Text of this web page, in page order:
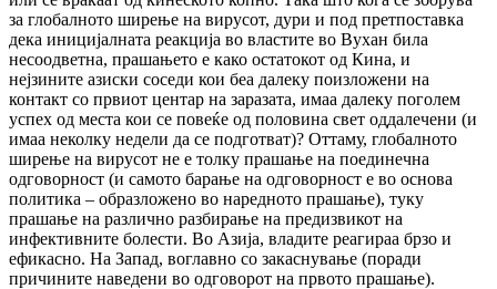
за глобалното ширење на вирусот, дури и под претпоставка
дека иницијалната реакција во властите во Вухан била
несоодветна, прашањето е како остатокот од Кина, и
нејзините азиски соседи кои беа далеку поизложени на
контакт со првиот центар на заразата, имаа далеку поголем
успех од места кои се повеќе од половина свет оддалечени (и
имаа неколку недели да се подготват)? Оттаму, глобалното
ширење на вирусот не е толку прашање на поединечна
одговорност (и самото барање на одговорност е во основа
политика – образложено во наредното прашање), туку
прашање на различно разбирање на предизвикот на
инфективните болести. Во Азија, владите реагираа брзо и
ефикасно. На Запад, воглавно со закаснување (поради
причините наведени во одговорот на првото прашање).